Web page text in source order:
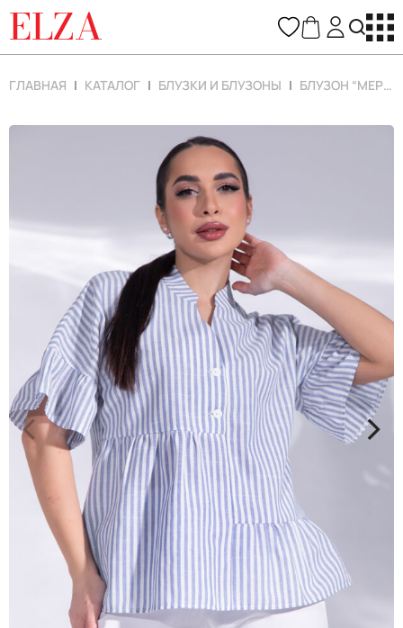
ELZA
ГЛАВНАЯ КАТАЛОГ БЛУЗКИ И БЛУЗОНЫ БЛУЗОН “МЕРИ”
< >